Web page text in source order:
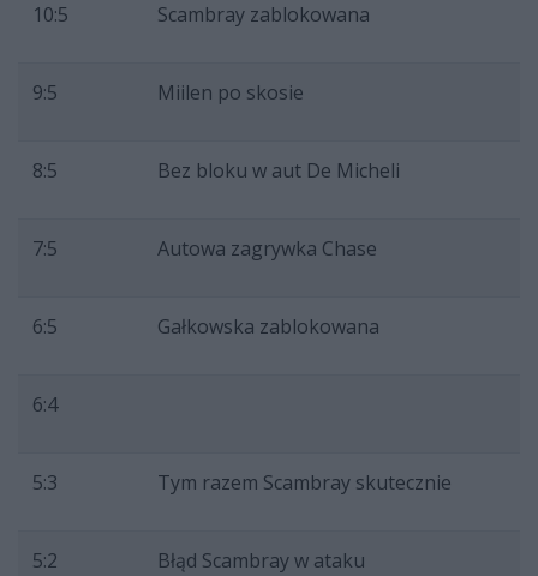
10:5 Scambray zablokowana
9:5 Miilen po skosie
8:5 Bez bloku w aut De Micheli
7:5 Autowa zagrywka Chase
6:5 Gałkowska zablokowana
6:4
5:3 Tym razem Scambray skutecznie
5:2 Błąd Scambray w ataku